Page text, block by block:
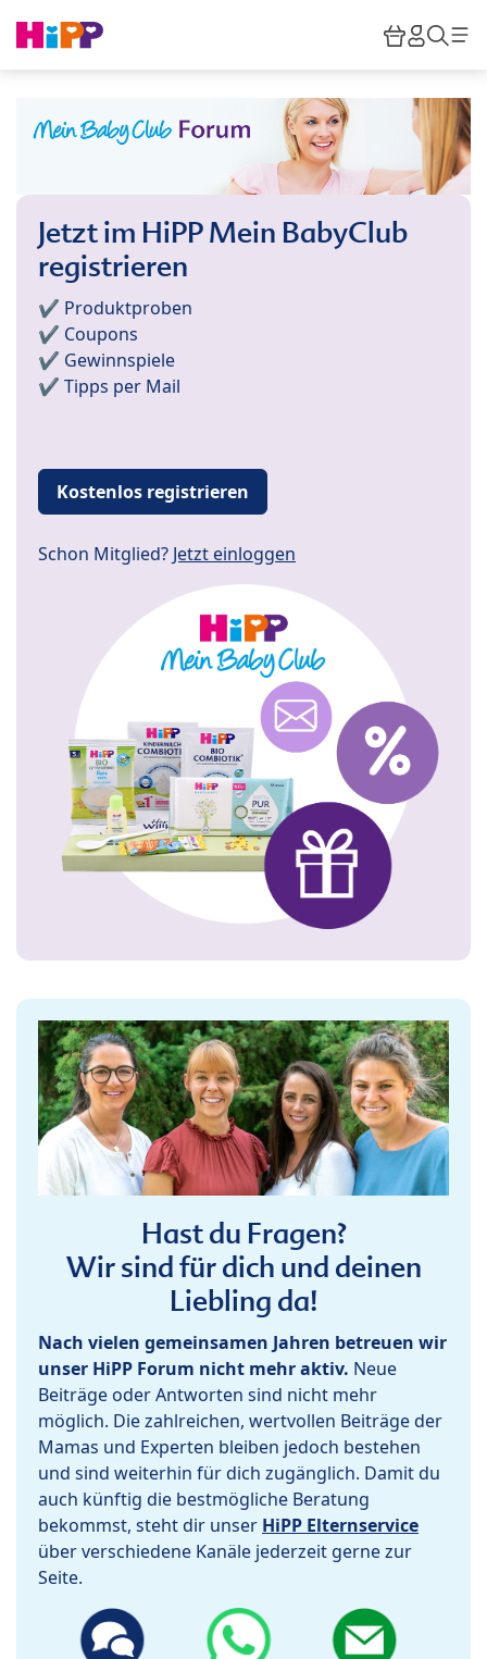
HiPP
Jetzt im HiPP Mein BabyClub
registrieren
✔️ Produktproben
✔️ Coupons
✔️ Gewinnspiele
✔️ Tipps per Mail
Kostenlos registrieren
Schon Mitglied? Jetzt einloggen
Hast du Fragen?
Wir sind für dich und deinen
Liebling da!
Nach vielen gemeinsamen Jahren betreuen wir
unser HiPP Forum nicht mehr aktiv. Neue
Beiträge oder Antworten sind nicht mehr
möglich. Die zahlreichen, wertvollen Beiträge der
Mamas und Experten bleiben jedoch bestehen
und sind weiterhin für dich zugänglich. Damit du
auch künftig die bestmögliche Beratung
bekommst, steht dir unser HiPP Elternservice
über verschiedene Kanäle jederzeit gerne zur
Seite.